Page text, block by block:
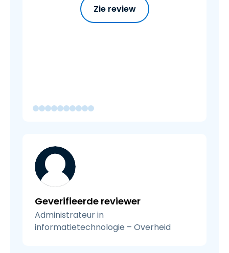
Zie review
Geverifieerde reviewer
Administrateur in
informatietechnologie – Overheid